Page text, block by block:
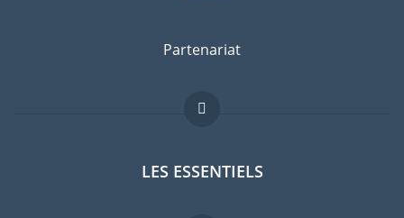
Partenariat
LES ESSENTIELS